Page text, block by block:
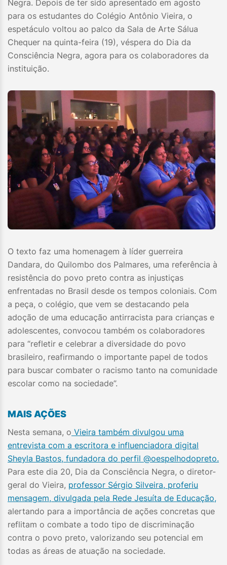
Negra. Depois de ter sido apresentado em agosto
para os estudantes do Colégio Antônio Vieira, o
espetáculo voltou ao palco da Sala de Arte Sálua
Chequer na quinta-feira (19), véspera do Dia da
Consciência Negra, agora para os colaboradores da
instituição.
O texto faz uma homenagem à líder guerreira
Dandara, do Quilombo dos Palmares, uma referência à
resistência do povo preto contra as injustiças
enfrentadas no Brasil desde os tempos coloniais. Com
a peça, o colégio, que vem se destacando pela
adoção de uma educação antirracista para crianças e
adolescentes, convocou também os colaboradores
para “refletir e celebrar a diversidade do povo
brasileiro, reafirmando o importante papel de todos
para buscar combater o racismo tanto na comunidade
escolar como na sociedade”.
MAIS AÇÕES
Nesta semana, o Vieira também divulgou uma
entrevista com a escritora e influenciadora digital
Sheyla Bastos, fundadora do perfil @oespelhodopreto.
Para este dia 20, Dia da Consciência Negra, o diretor-
geral do Vieira, professor Sérgio Silveira, proferiu
mensagem, divulgada pela Rede Jesuíta de Educação,
alertando para a importância de ações concretas que
reflitam o combate a todo tipo de discriminação
contra o povo preto, valorizando seu potencial em
todas as áreas de atuação na sociedade.